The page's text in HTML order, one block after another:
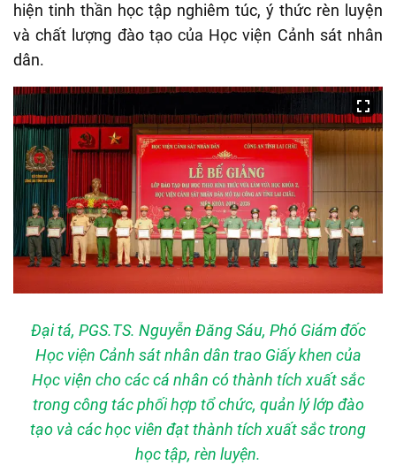
hiện tinh thần học tập nghiêm túc, ý thức rèn luyện
và chất lượng đào tạo của Học viện Cảnh sát nhân
dân.
Đại tá, PGS.TS. Nguyễn Đăng Sáu, Phó Giám đốc
Học viện Cảnh sát nhân dân trao Giấy khen của
Học viện cho các cá nhân có thành tích xuất sắc
trong công tác phối hợp tổ chức, quản lý lớp đào
tạo và các học viên đạt thành tích xuất sắc trong
học tập, rèn luyện.